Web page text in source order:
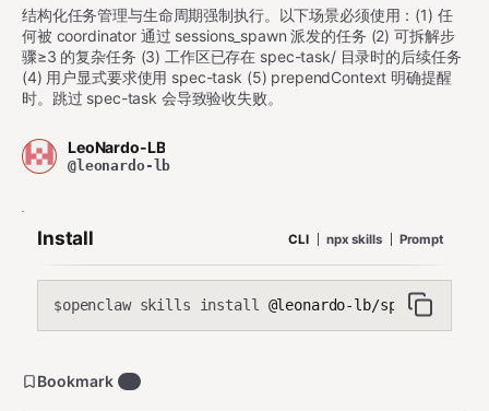
结构化任务管理与生命周期强制执行。以下场景必须使用：(1) 任
何被 coordinator 通过 sessions_spawn 派发的任务 (2) 可拆解步
骤≥3 的复杂任务 (3) 工作区已存在 spec-task/ 目录时的后续任务
(4) 用户显式要求使用 spec-task (5) prependContext 明确提醒
时。跳过 spec-task 会导致验收失败。
LeoNardo-LB
@leonardo-lb
Install CLI npx skills Prompt
$openclaw skills install @leonardo-lb/spec-task
Bookmark